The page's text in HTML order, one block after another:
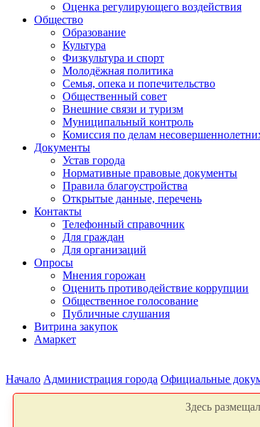
Оценка регулирующего воздействия
Общество
Образование
Культура
Физкультура и спорт
Молодёжная политика
Семья, опека и попечительство
Общественный совет
Внешние связи и туризм
Муниципальный контроль
Комиссия по делам
Документы
Устав города
Нормативные правовые документы
Правила благоустройства
Открытые данные, перечень
Контакты
Телефонный справочник
Для граждан
Для организаций
Опросы
Мнения горожан
Оценить противодействие коррупции
Общественное голосование
Публичные слушания
Витрина закупок
Амаркет
Начало Администрация города Официальные
Здесь